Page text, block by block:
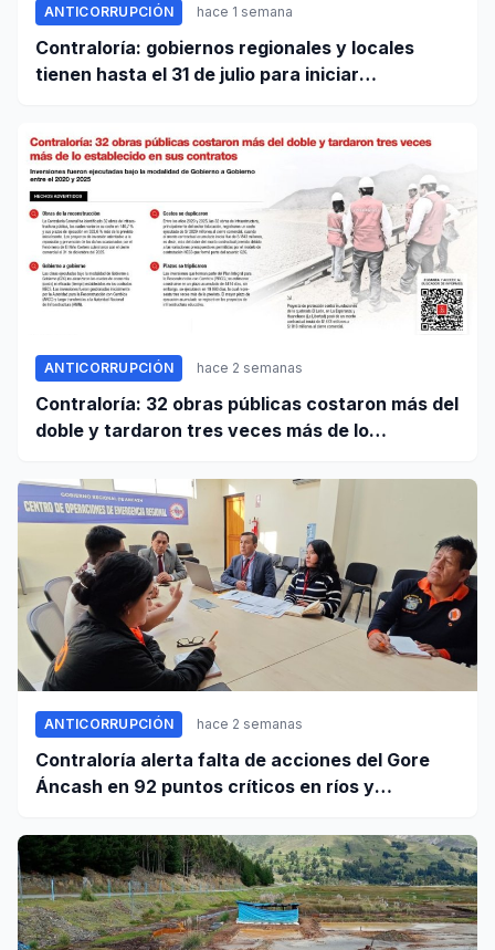
ANTICORRUPCIÓN hace 1 semana
Contraloría: gobiernos regionales y locales
tienen hasta el 31 de julio para iniciar
ANTICORRUPCIÓN hace 2 semanas
Contraloría: 32 obras públicas costaron más del
doble y tardaron tres veces más de lo
ANTICORRUPCIÓN hace 2 semanas
Contraloría alerta falta de acciones del Gore
Áncash en 92 puntos críticos en ríos y